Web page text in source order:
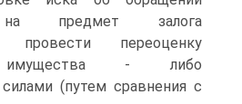
на предмет залога
провести переоценку
имущества - либо
(путем сравнения с